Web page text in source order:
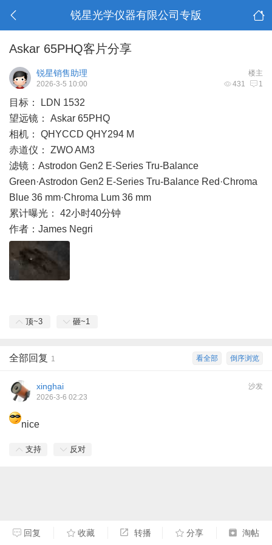
锐星光学仪器有限公司专版
Askar 65PHQ客片分享
楼主
锐星销售助理
431 1
2026-3-5 10:00
目标： LDN 1532
望远镜： Askar 65PHQ
相机： QHYCCD QHY294 M
赤道仪： ZWO AM3
滤镜：Astrodon Gen2 E-Series Tru-Balance
Green·Astrodon Gen2 E-Series Tru-Balance Red·Chroma
Blue 36 mm·Chroma Lum 36 mm
累计曝光： 42小时40分钟
作者：James Negri
顶~3 砸~1
倒序浏览
看全部
全部回复 1
沙发
xinghai
2026-3-6 02:23
nice
支持 反对
回复 收藏 转播 分享 淘帖